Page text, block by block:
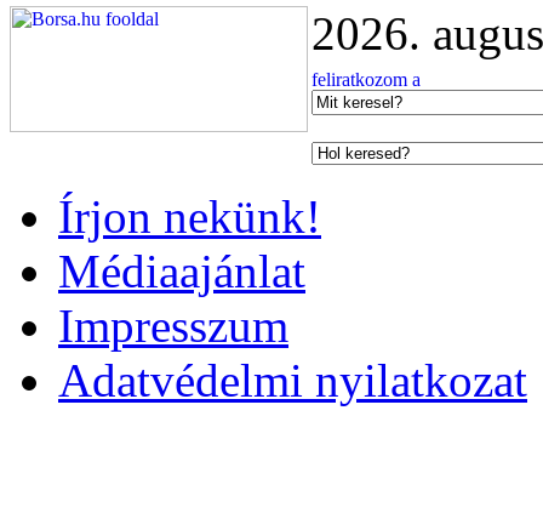
2026.
Írjon nekünk!
Médiaajánlat
Impresszum
Adatvédelmi nyilatkozat